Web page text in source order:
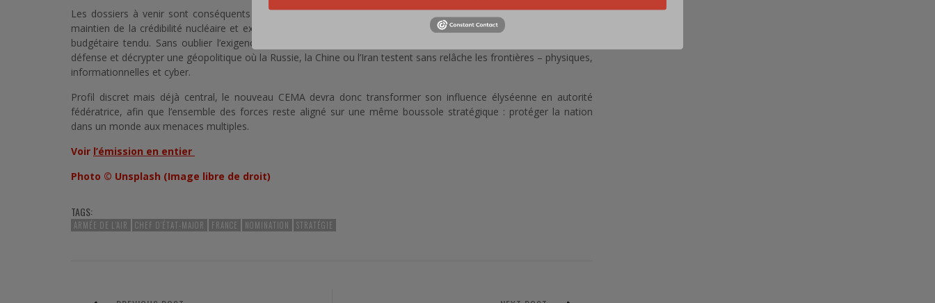
Les dossiers à venir sont conséquents : question du soutien à l’Ukraine, adaptation au pivot oriental de l’OTAN,
maintien de la crédibilité nucléaire et exécution d’une ambitieuse loi de programmation militaire dans un contexte
budgétaire tendu. Sans oublier l’exigence nouvelle de davantage « parler aux Français » pour justifier l’effort de
défense et décrypter une géopolitique où la Russie, la Chine ou l’Iran testent sans relâche les frontières – physiques,
informationnelles et cyber.
Profil discret mais déjà central, le nouveau CEMA devra donc transformer son influence élyséenne en autorité
fédératrice, afin que l’ensemble des forces reste aligné sur une même boussole stratégique : protéger la nation
dans un monde aux menaces multiples.
Voir l’émission en entier
Photo © Unsplash (Image libre de droit)
TAGS:
ARMÉE DE L'AIR CHEF D'ÉTAT-MAJOR FRANCE NOMINATION STRATÉGIE